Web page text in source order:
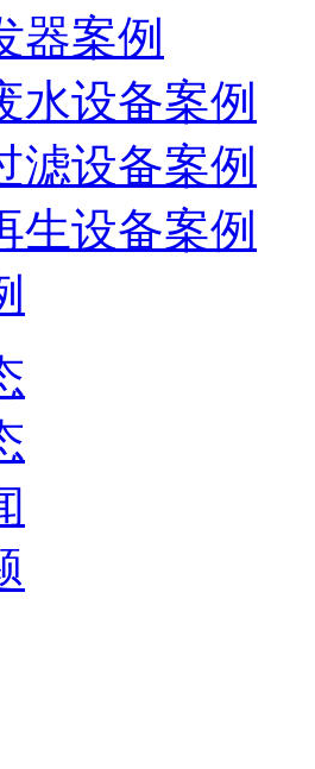
器案例
水设备案例
滤设备案例
生设备案例